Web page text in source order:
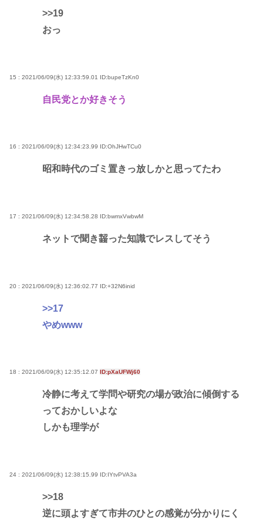
>>19
おっ
15 : 2021/06/09(水) 12:33:59.01 ID:bupeTzKn0
自民党とか好きそう
16 : 2021/06/09(水) 12:34:23.99 ID:OhJHwTCu0
昭和時代のゴミ置きっ放しかと思ってたわ
17 : 2021/06/09(水) 12:34:58.28 ID:bwmxVwbwM
ネットで聞き齧った知識でレスしてそう
20 : 2021/06/09(水) 12:36:02.77 ID:+32N6inid
>>17
やめwww
18 : 2021/06/09(水) 12:35:12.07 ID:pXaUFWj60
冷静に考えて学問や研究の場が政治に傾倒する
っておかしいよな
しかも理学が
24 : 2021/06/09(水) 12:38:15.99 ID:IYtvPVA3a
>>18
逆に頭よすぎて市井のひとの感覚が分かりにく